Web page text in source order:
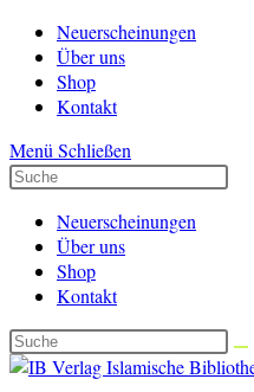
Zum
Inhalt
springen
Neuerscheinungen
Über uns
Shop
Kontakt
Menü Schließen
Neuerscheinungen
Über uns
Shop
Kontakt